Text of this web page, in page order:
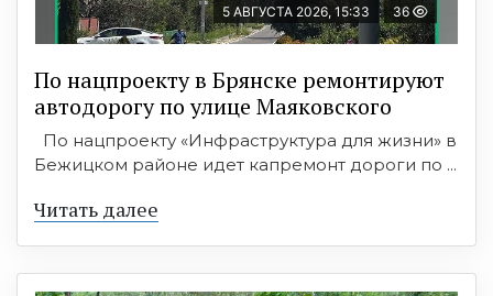
5 АВГУСТА 2026, 15:33 36
По нацпроекту в Брянске ремонтируют
автодорогу по улице Маяковского
По нацпроекту «Инфраструктура для жизни» в
Бежицком районе идет капремонт дороги по ...
Читать далее